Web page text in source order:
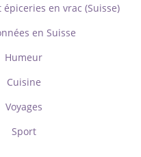
épiceries en vrac (Suisse)
en Suisse
Humeur
Cuisine
Voyages
Sport